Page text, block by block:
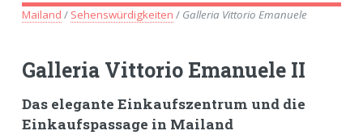
Mailand / Sehenswürdigkeiten / Galleria Vittorio Emanuele
Galleria Vittorio Emanuele II
Das elegante Einkaufszentrum und die
Einkaufspassage in Mailand